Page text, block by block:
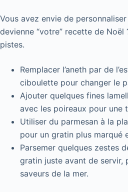
Vous avez envie de
devienne “votre” recette de Noël
pistes.
Remplacer l’aneth par de
ciboulette pour changer le
Ajouter quelques fines
avec les poireaux pour une
Utiliser du parmesan à la
pour un gratin plus marqué
Parsemer quelques zestes
gratin juste avant de servir,
saveurs de la mer.